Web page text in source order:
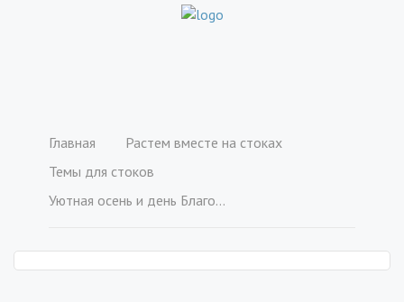
Главная
Растем вместе на стоках
Темы для стоков
Уютная осень и день Благодарения